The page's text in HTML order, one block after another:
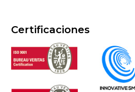
Certificaciones